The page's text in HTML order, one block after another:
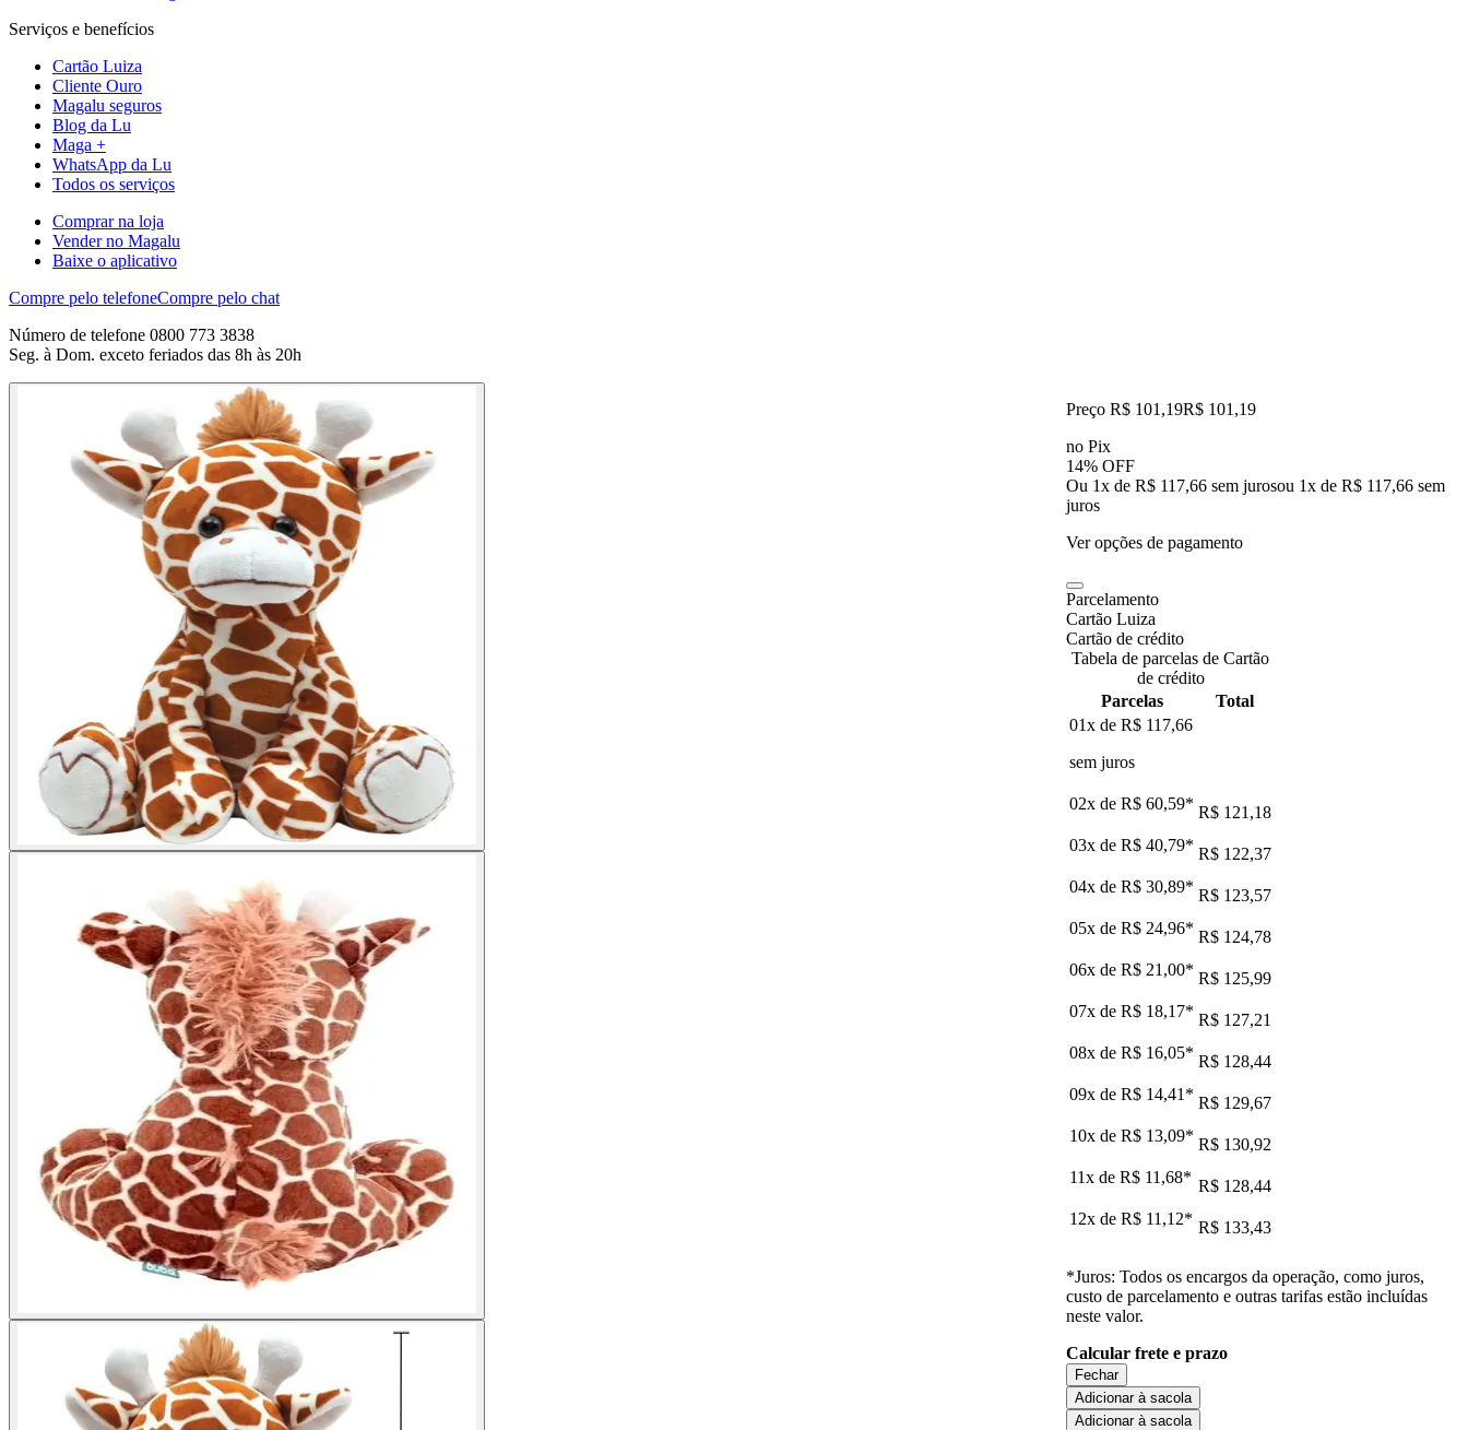
Serviços e benefícios
Cartão Luiza
Cliente Ouro
Magalu seguros
Blog da Lu
Maga +
WhatsApp da Lu
Todos os serviços
Comprar na loja
Vender no Magalu
Baixe o aplicativo
Compre pelo telefoneCompre pelo chat
Número de telefone 0800 773 3838
Seg. à Dom. exceto feriados das 8h às 20h
Preço R$ 101,19R$ 101 ,19
no Pix
14% OFF
Ou 1x de R$ 117,66 sem jurosou 1x de R$ 117,66 sem
juros
Ver opções de pagamento
Parcelamento
Cartão Luiza
Cartão de crédito
Tabela de parcelas de Cartão
de crédito
Parcelas
Total
01x de R$ 117,66
sem juros
02x de R$ 60,59* R$ 121,18
03x de R$ 40,79* R$ 122,37
04x de R$ 30,89* R$ 123,57
05x de R$ 24,96* R$ 124,78
06x de R$ 21,00* R$ 125,99
07x de R$ 18,17* R$ 127,21
08x de R$ 16,05* R$ 128,44
09x de R$ 14,41 * R$ 129,67
10x de R$ 13,09* R$ 130,92
11x de R$ 11,68* R$ 128,44
12x de R$ 11,12* R$ 133,43
*Juros: Todos os encargos da operação, como juros,
custo de parcelamento e outras tarifas estão incluídas
neste valor.
Calcular frete e prazo
Fechar
Adicionar à sacola
Adicionar à sacola